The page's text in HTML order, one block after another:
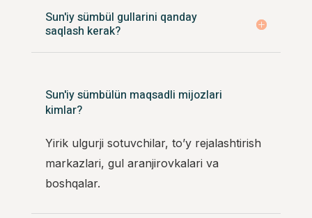
Sun'iy sümbül gullarini qanday
saqlash kerak?
Sun'iy sümbülün maqsadli mijozlari
kimlar?
Yirik ulgurji sotuvchilar, to’y rejalashtirish
markazlari, gul aranjirovkalari va
boshqalar.